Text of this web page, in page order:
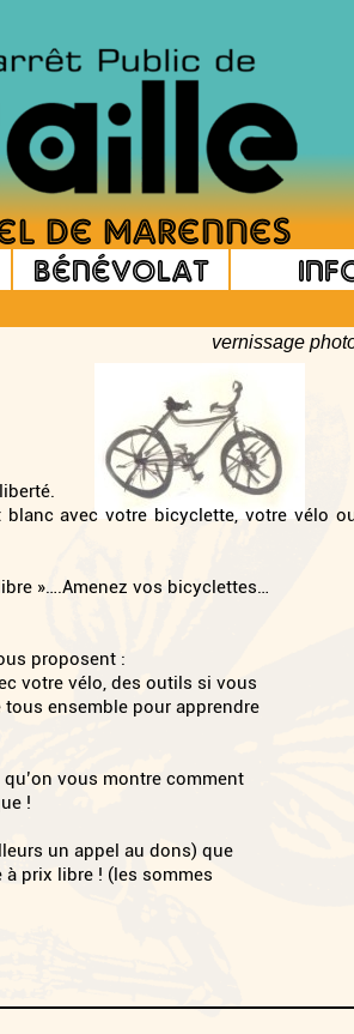
Bénévolat
vernissage
avec votre bicyclette, votre vélo
»….Amenez vos bicyclettes…
proposent :
votre vélo, des outils si vous
ensemble pour apprendre
vous montre comment
!
un appel au dons) que
prix libre ! (les sommes